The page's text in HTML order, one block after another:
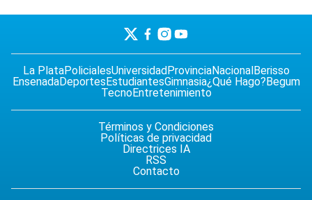
La PlataPolicialesUniversidadProvinciaNacionalBerisso
EnsenadaDeportesEstudiantesGimnasia¿Qué Hago?Begum
TecnoEntretenimiento
Términos y Condiciones
Políticas de privacidad
Directrices IA
RSS
Contacto